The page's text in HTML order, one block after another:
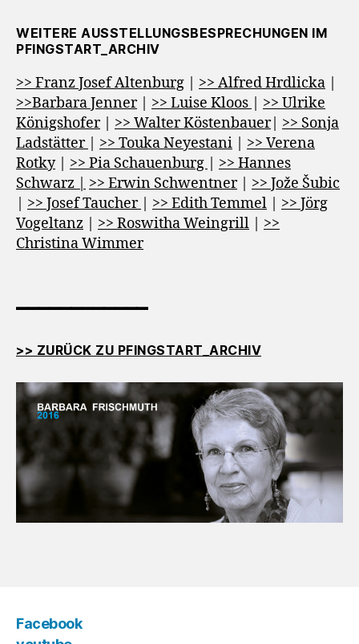
WEITERE AUSSTELLUNGSBESPRECHUNGEN IM
PFINGSTART_ARCHIV
>> Franz Josef Altenburg >> Alfred Hrdlicka
>>Barbara Jenner| >> Luise Kloos
>> Ulrike
Königshofer| >> Walter Köstenbauer| >> Sonja
Ladstätter
>> Touka Neyestani
>> Verena
Rotky| >> Pia Schauenburg
>> Hannes
Schwarz |
>> Erwin Schwentner| >> Jože Šubic
>> Josef Taucher >> Edith Temmel
>> Jörg
Vogeltanz
>> Roswitha Weingrill
>>
Christina Wimmer
>> ZURÜCK ZU PFINGSTART_ARCHIV
Facebook